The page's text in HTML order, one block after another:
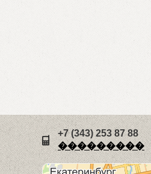
+7 (343) 253 87 88
���������